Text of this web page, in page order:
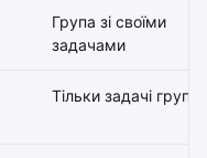
Група зі своїми
задачами
Тільки задачі групи